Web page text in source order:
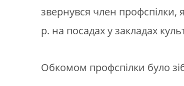
звернувся член профспілки,
р. на посадах у закладах
Обкомом профспілки було